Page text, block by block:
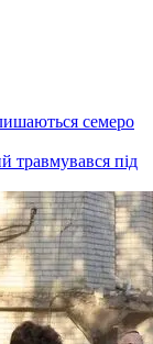
семеро
травмувався під